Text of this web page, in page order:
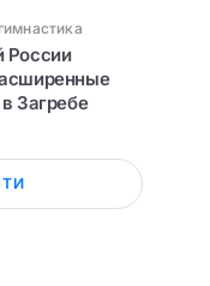
России
Загребе